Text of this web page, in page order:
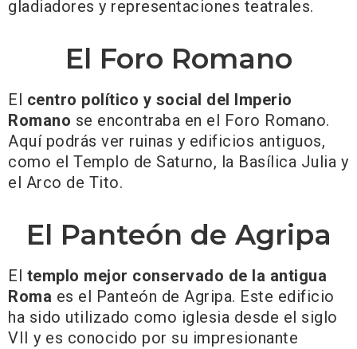
gladiadores y representaciones teatrales.
El Foro Romano
El centro político y social del Imperio
Romano se encontraba en el Foro Romano.
Aquí podrás ver ruinas y edificios antiguos,
como el Templo de Saturno, la Basílica Julia y
el Arco de Tito.
El Panteón de Agripa
El templo mejor conservado de la antigua
Roma es el Panteón de Agripa. Este edificio
ha sido utilizado como iglesia desde el siglo
VII y es conocido por su impresionante